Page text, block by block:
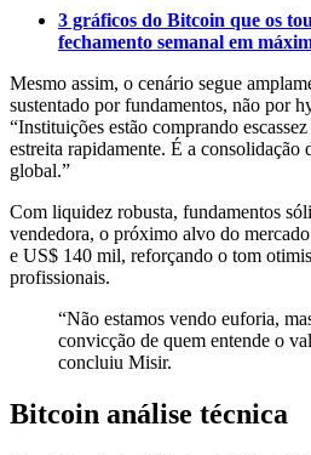
3 gráficos do Bitcoin que os
fechamento semanal em
Mesmo assim, o cenário segue
sustentado por fundamentos, não por
“Instituições estão comprando
estreita rapidamente. É a
global.”
Com liquidez robusta, fundamentos
vendedora, o próximo alvo do
e US$ 140 mil, reforçando o tom
profissionais.
“Não estamos vendo euforia,
convicção de quem entende o
concluiu Misir.
Bitcoin análise técnica